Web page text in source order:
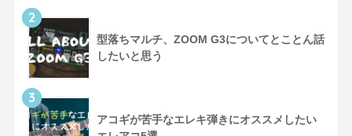
2
型落ちマルチ、ZOOM G3についてとことん話
したいと思う
3
アコギが苦手なエレキ弾きにオススメしたい